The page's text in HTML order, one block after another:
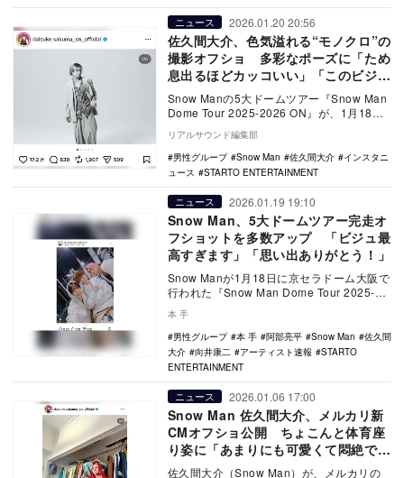
ニュース 2026.01.20 20:56
佐久間大介、色気溢れる“モノクロ”の
撮影オフショ 多彩なポーズに「ため
息出るほどカッコいい」「このビジュ
だいすき」
Snow Manの5大ドームツアー『Snow Man
Dome Tour 2025-2026 ON』が、1月18日
に京セラドーム…
リアルサウンド編集部
男性グループ
Snow Man 佐久間大介
インスタニ
ュース
STARTO ENTERTAINMENT
ニュース 2026.01.19 19:10
Snow Man、5大ドームツアー完走オ
フショットを多数アップ 「ビジュ最
高すぎます」「思い出ありがとう！」
Snow Manが1月18日に京セラドーム大阪で
行われた『Snow Man Dome Tour 2025-
2026 ON』のファ…
本 手
男性グループ
本 手 阿部亮平 Snow Man
佐久間
大介
向井康二 アーティスト速報
STARTO
ENTERTAINMENT
ニュース 2026.01.06 17:00
Snow Man 佐久間大介、メルカリ新
CMオフショ公開 ちょこんと体育座
り姿に「あまりにも可愛くて悶絶で
す」
佐久間大介（Snow Man）が、メルカリの